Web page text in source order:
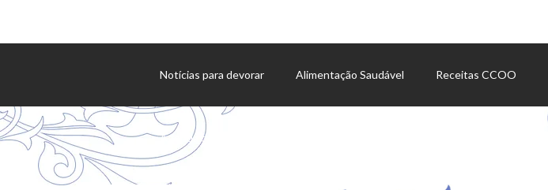
Notícias para devorar Alimentação Saudável Receitas CCOO
Agenda de eventos